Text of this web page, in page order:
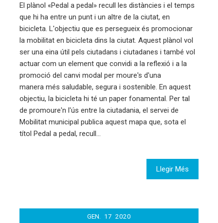
El plànol «Pedal a pedal» recull les distàncies i el temps
que hi ha entre un punt i un altre de la ciutat, en
bicicleta. L'objectiu que es persegueix és promocionar
la mobilitat en bicicleta dins la ciutat. Aquest plànol vol
ser una eina útil pels ciutadans i ciutadanes i també vol
actuar com un element que convidi a la reflexió i a la
promoció del canvi modal per moure's d'una
manera més saludable, segura i sostenible. En aquest
objectiu, la bicicleta hi té un paper fonamental. Per tal
de promoure'n l'ús entre la ciutadania, el servei de
Mobilitat municipal publica aquest mapa que, sota el
títol Pedal a pedal, recull…
Llegir Més
GEN. 17 2020